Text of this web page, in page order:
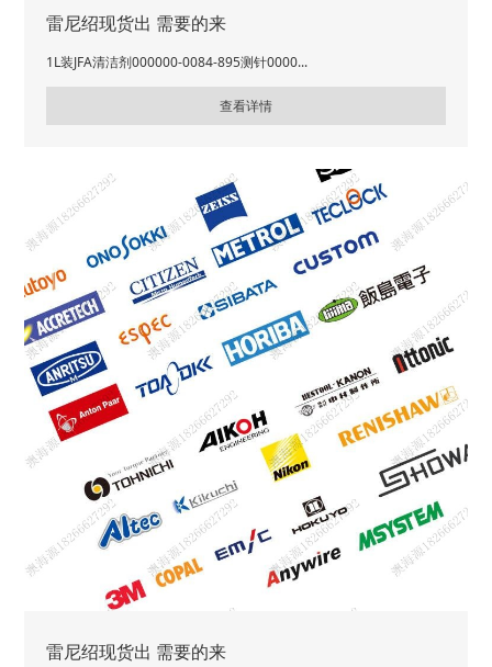
雷尼绍现货出 需要的来
1L装JFA清洁剂000000-0084-895测针0000...
查看详情
雷尼绍现货出 需要的来